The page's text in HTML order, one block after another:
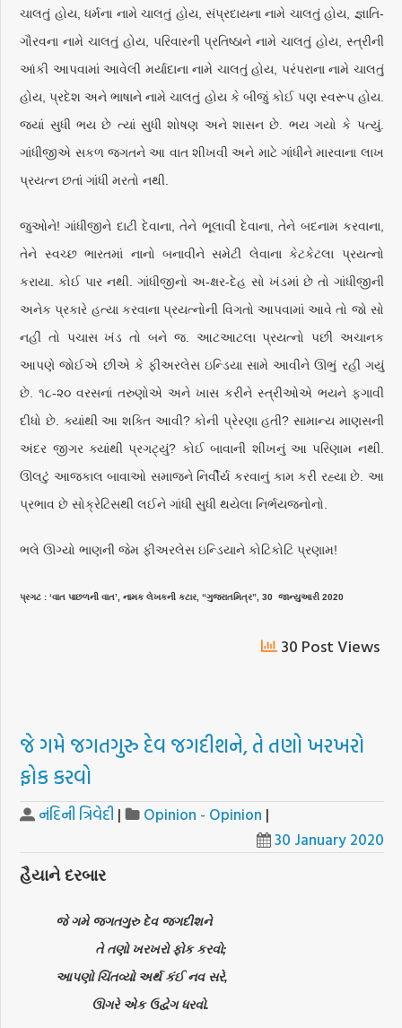
ચાલતું હોય, ધર્મના નામે ચાલતું હોય, સંપ્રદાયના નામે ચાલતું હોય, જ્ઞાતિ-
ગૌરવના નામે ચાલતું હોય, પરિવારની પ્રતિષ્ઠાને નામે ચાલતું હોય, સ્ત્રીની
આંકી આપવામાં આવેલી મર્યાદાના નામે ચાલતું હોય, પરંપરાના નામે ચાલતું
હોય, પ્રદેશ અને ભાષાને નામે ચાલતું હોય કે બીજું કોઈ પણ સ્વરૂપ હોય.
જ્યાં સુધી ભય છે ત્યાં સુધી શોષણ અને શાસન છે. ભય ગયો કે પત્યું.
ગાંધીજીએ સકળ જગતને આ વાત શીખવી અને માટે ગાંધીને મારવાના લાખ
પ્રયત્ન છતાં ગાંધી મરતો નથી.
જુઓને! ગાંધીજીને દાટી દેવાના, તેને ભૂલાવી દેવાના, તેને બદનામ કરવાના,
તેને સ્વચ્છ ભારતમાં નાનો બનાવીને સમેટી લેવાના કેટકેટલા પ્રયત્નો
કરાયા. કોઈ પાર નથી. ગાંધીજીનો અ-ક્ષર-દેહ સો ખંડમાં છે તો ગાંધીજીની
અનેક પ્રકારે હત્યા કરવાના પ્રયત્નોની વિગતો આપવામાં આવે તો જો સો
નહીં તો પચાસ ખંડ તો બને જ. આટઆટલા પ્રયત્નો પછી અચાનક
આપણે જોઈએ છીએ કે ફીઅરલેસ ઇન્ડિયા સામે આવીને ઊભું રહી ગયું
છે. ૧૮-૨૦ વરસનાં તરુણોએ અને ખાસ કરીને સ્ત્રીઓએ ભયને ફગાવી
દીધો છે. ક્યાંથી આ શક્તિ આવી? કોની પ્રેરણા હતી? સામાન્ય માણસની
અંદર જીગર ક્યાંથી પ્રગટ્યું? કોઈ બાવાની શીખનું આ પરિણામ નથી.
ઊલટું આજકાલ બાવાઓ સમાજને નિર્વીર્ય કરવાનું કામ કરી રહ્યા છે. આ
પ્રભાવ છે સોક્રેટિસથી લઈને ગાંધી સુધી થયેલા નિર્ભયજનોનો.
ભલે ઊગ્યો ભાણની જેમ ફીઅરલેસ ઇન્ડિયાને કોટિકોટિ પ્રણામ!
પ્રગટ : ‘વાત પાછળની વાત’, નામક લેખકની કટાર, “ગુજરાતમિત્ર”, 30 જાન્યુઆરી 2020
30 Post Views
જે ગમે જગતગુરુ દેવ જગદીશને, તે તણો ખરખરો
ફોક કરવો
નંદિની ત્રિવેદી | Opinion - Opinion |
30 January 2020
હૈયાને દરબાર
જે ગમે જગતગુરુ દેવ જગદીશને
તે તણો ખરખરો ફોક કરવો;
આપણો ચિંતવ્યો અર્થ કંઈ નવ સરે,
ઊગરે એક ઉદ્વેગ ધરવો.